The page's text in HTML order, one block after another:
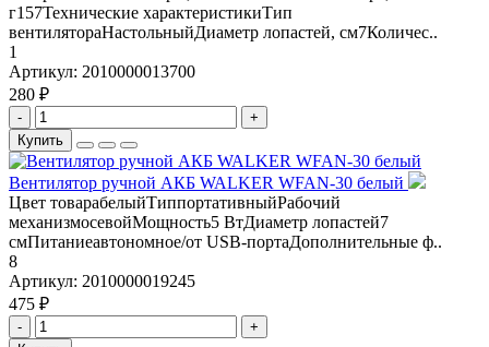
г157Технические характеристикиТип
вентилятораНастольныйДиаметр лопастей, см7Количес..
1
Артикул: 2010000013700
280 ₽
-
+
Купить
Вентилятор ручной АКБ WALKER WFAN-30 белый
Цвет товарабелыйТиппортативныйРабочий
механизмосевойМощность5 ВтДиаметр лопастей7
смПитаниеавтономное/от USB-портаДополнительные ф..
8
Артикул: 2010000019245
475 ₽
-
+